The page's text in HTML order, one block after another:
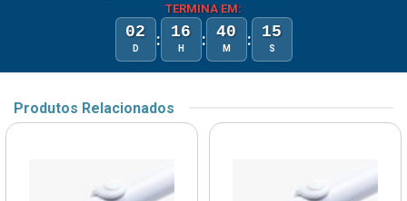
TERMINA EM:
02
D : 16
H : 40
M : 15
S
Produtos Relacionados